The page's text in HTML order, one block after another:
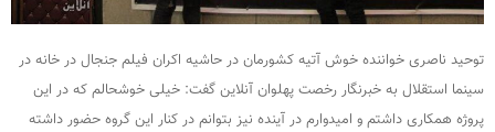
توحید ناصری خواننده خوش آتیه کشورمان در حاشیه اکران فیلم جنجال در خانه در
سینما استقلال به خبرنگار رخصت پهلوان آنلاین گفت: خیلی خوشحالم که در این
پروژه همکاری داشتم و امیدوارم در آینده نیز بتوانم در کنار این گروه حضور داشته